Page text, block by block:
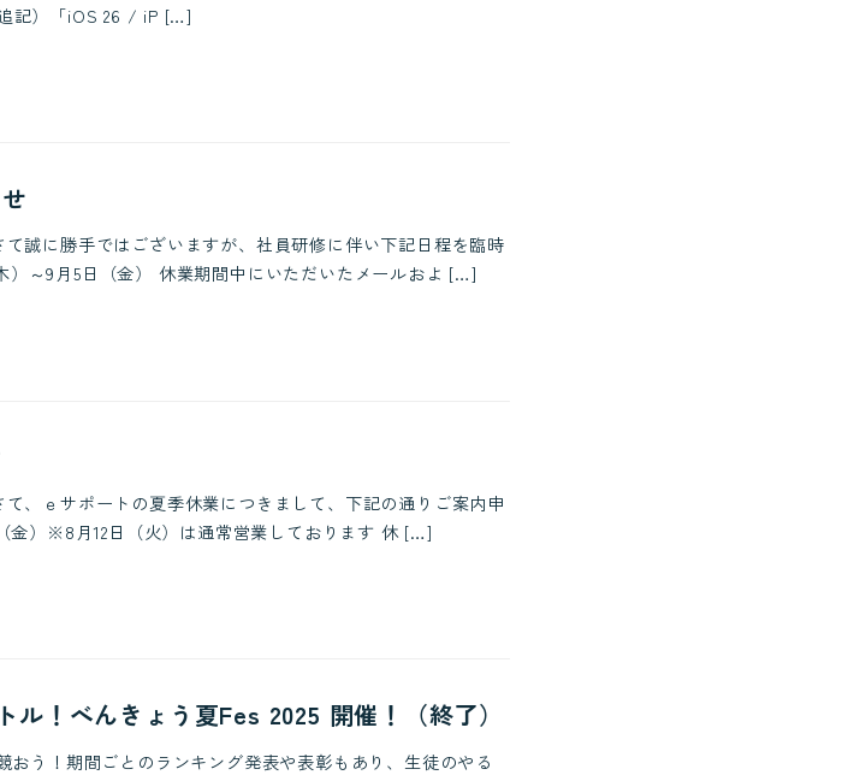
記）「iOS 26 / iP […]
誠に勝手ではございますが、社員研修に伴い下記日程を臨時
～9月5日（金） 休業期間中にいただいたメールおよ […]
、ｅサポートの夏季休業につきまして、下記の通りご案内申
金）※8月12日（火）は通常営業しております 休 […]
！べんきょう夏Fes 2025 開催！（終了）
う！期間ごとのランキング発表や表彰もあり、生徒のやる